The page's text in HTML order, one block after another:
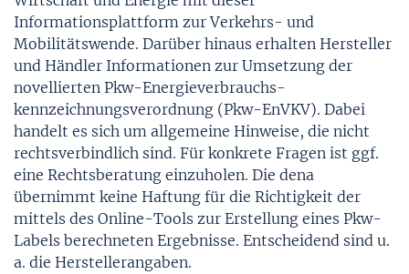
Informationsplattform zur Verkehrs- und
Mobilitätswende. Darüber hinaus erhalten Hersteller
und Händler Informationen zur Umsetzung der
novellierten Pkw-Energie­verbrauchs­
kennzeichnungs­verordnung (Pkw-EnVKV). Dabei
handelt es sich um allgemeine Hinweise, die nicht
rechtsverbindlich sind. Für konkrete Fragen ist ggf.
eine Rechtsberatung einzuholen. Die dena
übernimmt keine Haftung für die Richtigkeit der
mittels des Online-Tools zur Erstellung eines Pkw-
Labels berechneten Ergebnisse. Entscheidend sind u.
a. die Herstellerangaben.